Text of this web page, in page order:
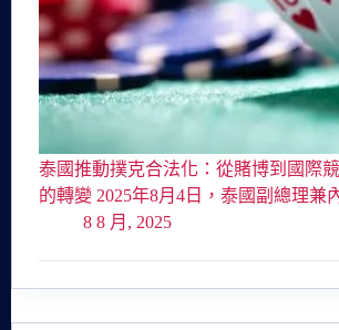
泰國推動撲克合法化：從賭博到國際
的轉變 2025年8月4日，泰國副總理兼
8 8 月, 2025